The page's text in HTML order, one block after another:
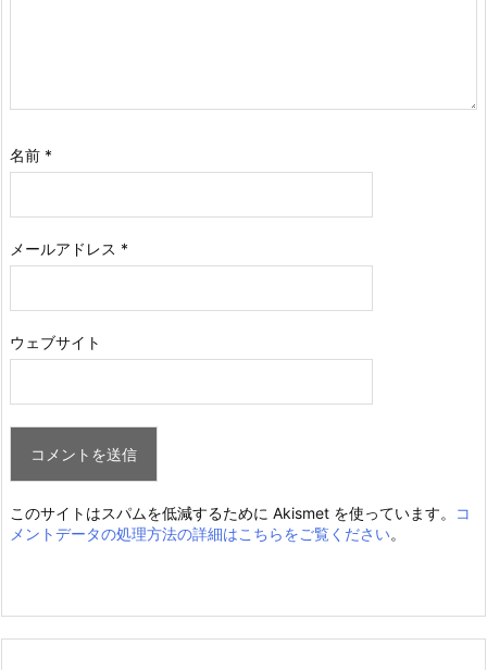
名前 *
メールアドレス *
ウェブサイト
このサイトはスパムを低減するために Akismet を使っています。
コ
メントデータの処理方法の詳細はこちらをご覧ください。